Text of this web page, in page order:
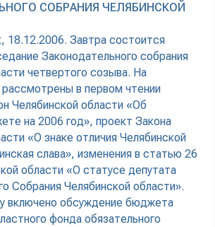
СОБРАНИЯ ЧЕЛЯБИНСКОЙ
18.12.2006. Завтра состоится
Законодательного собрания
четвертого созыва. На
рассмотрены в первом чтении
Челябинской области «Об
на 2006 год», проект Закона
«О знаке отличия Челябинской
слава», изменения в статью 26
области «О статусе депутата
Собрания Челябинской области».
включено обсуждение бюджета
фонда обязательного